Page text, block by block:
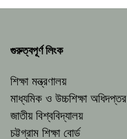
গুরুত্বপূর্ণ লিংক
শিক্ষা মন্ত্রণালয়
মাধ্যমিক ও উচ্চশিক্ষা অধিদপ্তর
জাতীয় বিশ্ববিদ্যালয়
চট্টগ্রাম শিক্ষা বোর্ড